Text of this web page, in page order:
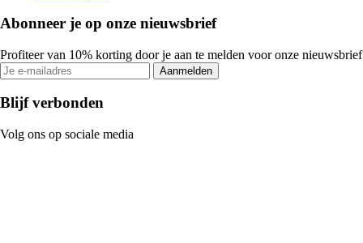
Abonneer je op onze nieuwsbrief
Profiteer van 10% korting door je aan te melden voor onze nieuwsbrief
Aanmelden
Blijf verbonden
Volg ons op sociale media